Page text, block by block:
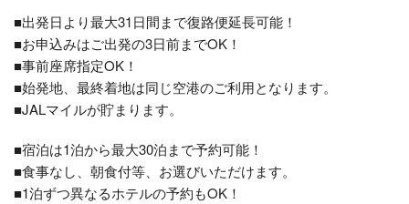
■出発日より最大31日間まで復路便延長可能！
■お申込みはご出発の3日前までOK！
■事前座席指定OK！
■始発地、最終着地は同じ空港のご利用となります。
■JALマイルが貯まります。
■宿泊は1泊から最大30泊まで予約可能！
■食事なし、朝食付等、お選びいただけます。
■1泊ずつ異なるホテルの予約もOK！